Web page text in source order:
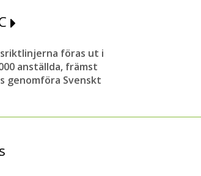
föras ut i
anställda, främst
genomföra Svenskt